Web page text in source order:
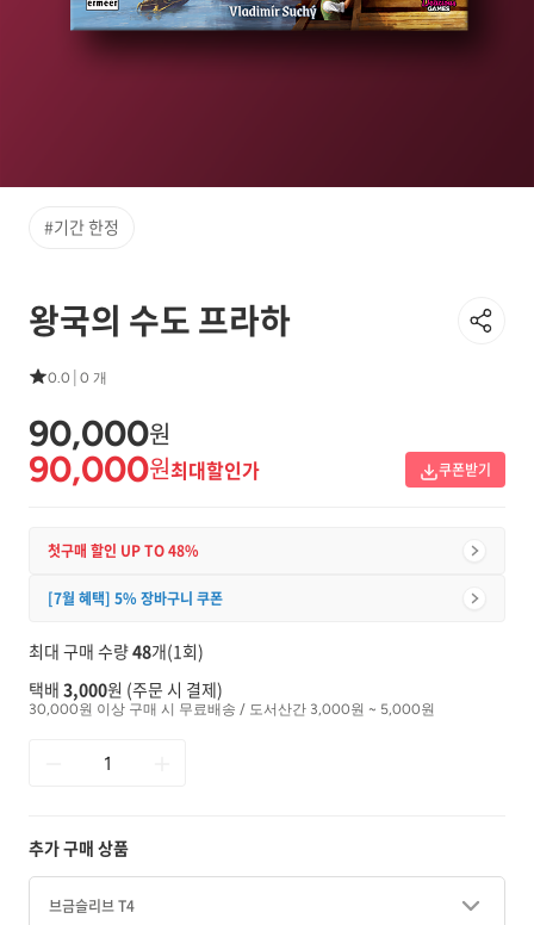
#기간 한정
왕국의 수도 프라하
0.0 0 개
90,000원
90,000원최대할인가 쿠폰받기
첫구매 할인 UP TO 48%
[7월 혜택] 5% 장바구니 쿠폰
최대 구매 수량48개(1회)
택배 3,000원 (주문 시 결제)
30,000원 이상 구매 시 무료배송 / 도서산간 3,000원 ~ 5,000원
추가 구매 상품
브금슬리브 T4